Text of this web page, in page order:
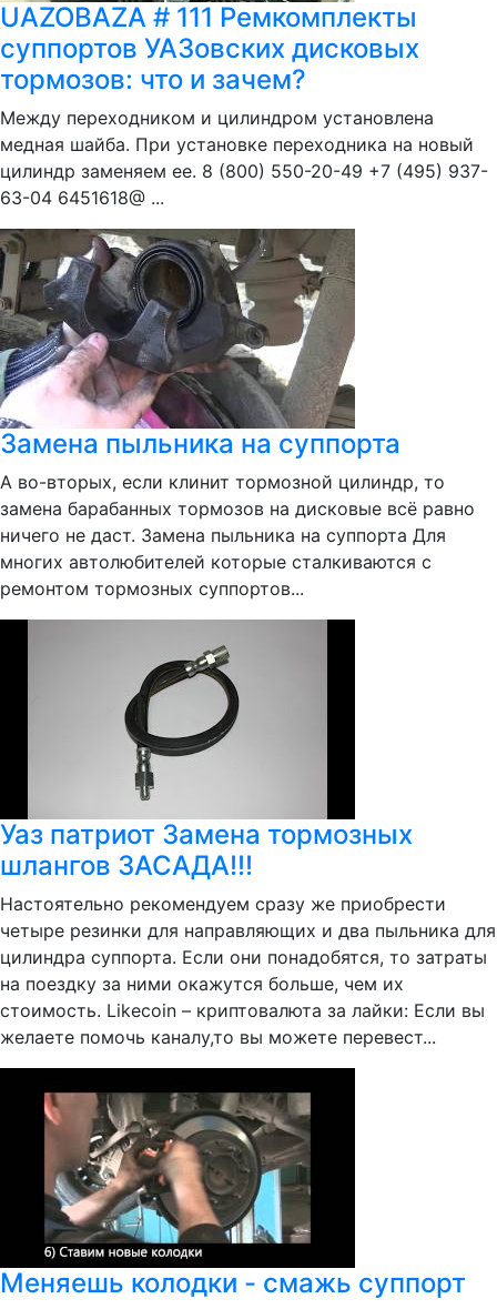
UAZOBAZA # 111 Ремкомплекты
суппортов УАЗовских дисковых
тормозов: что и зачем?
Между переходником и цилиндром установлена
медная шайба. При установке переходника на новый
цилиндр заменяем ее. 8 (800) 550-20-49 +7 (495) 937-
63-04 6451618@ ...
Замена пыльника на суппорта
А во-вторых, если клинит тормозной цилиндр, то
замена барабанных тормозов на дисковые всё равно
ничего не даст. Замена пыльника на суппорта Для
многих автолюбителей которые сталкиваются с
ремонтом тормозных суппортов...
Уаз патриот Замена тормозных
шлангов ЗАСАДА!!!
Настоятельно рекомендуем сразу же приобрести
четыре резинки для направляющих и два пыльника для
цилиндра суппорта. Если они понадобятся, то затраты
на поездку за ними окажутся больше, чем их
стоимость. Likecoin – криптовалюта за лайки: Если вы
желаете помочь каналу,то вы можете перевест...
Меняешь колодки - смажь суппорт